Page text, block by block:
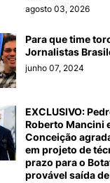
agosto 03, 2026
Para que time
Jornalistas
junho 07, 2024
EXCLUSIVO:
Roberto Mancini
Conceição
em projeto de
prazo para o
provável saída